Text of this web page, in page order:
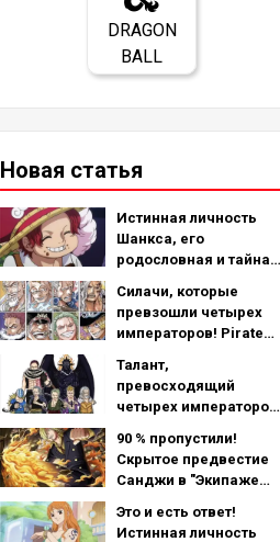
DRAGON
BALL
Новая статья
Истинная личность
Шанкса, его
родословная и тайна,
левой рукой -
подробный анализ
последней главы!
Силачи, которые
превзошли четырех
императоров! Pirate
рейтинг ТОП-11 (с 5-го
по 1-е место)
Талант,
превосходящий
четырех императоров!
персонажей
пиратской команды №
2 (с 11-го по 6-е место)
90 % пропустили!
Скрытое предвестие
Санджи в "Экипаже
Это и есть ответ!
Истинная личность